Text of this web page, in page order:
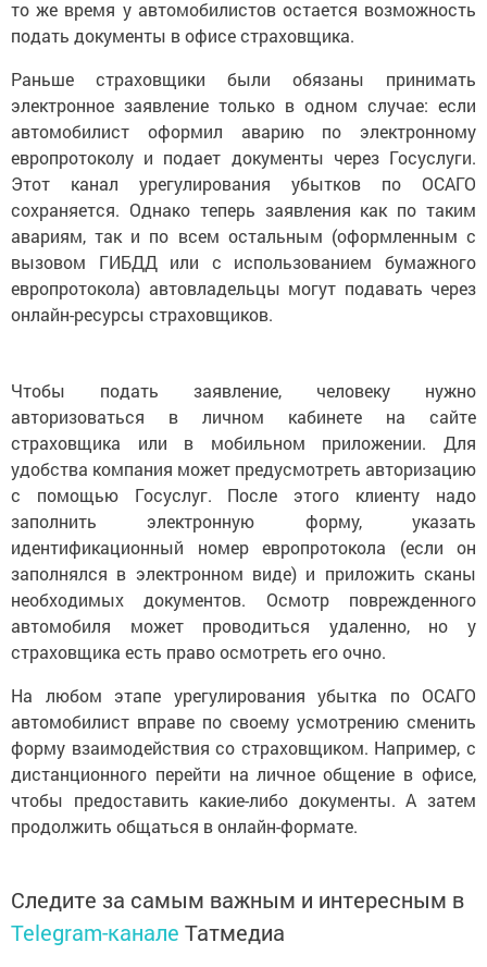
то же время у автомобилистов остается возможность
подать документы в офисе страховщика.
Раньше страховщики были обязаны принимать
электронное заявление только в одном случае: если
автомобилист оформил аварию по электронному
европротоколу и подает документы через Госуслуги.
Этот канал урегулирования убытков по ОСАГО
сохраняется. Однако теперь заявления как по таким
авариям, так и по всем остальным (оформленным с
вызовом ГИБДД или с использованием бумажного
европротокола) автовладельцы могут подавать через
онлайн-ресурсы страховщиков.
Чтобы подать заявление, человеку нужно
авторизоваться в личном кабинете на сайте
страховщика или в мобильном приложении. Для
удобства компания может предусмотреть авторизацию
с помощью Госуслуг. После этого клиенту надо
заполнить электронную форму, указать
идентификационный номер европротокола (если он
заполнялся в электронном виде) и приложить сканы
необходимых документов. Осмотр поврежденного
автомобиля может проводиться удаленно, но у
страховщика есть право осмотреть его очно.
На любом этапе урегулирования убытка по ОСАГО
автомобилист вправе по своему усмотрению сменить
форму взаимодействия со страховщиком. Например, с
дистанционного перейти на личное общение в офисе,
чтобы предоставить какие-либо документы. А затем
продолжить общаться в онлайн-формате.
Следите за самым важным и интересным в
Telegram-канале Татмедиа